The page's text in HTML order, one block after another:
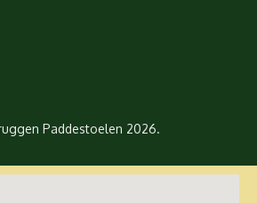
Paddestoelen 2026.